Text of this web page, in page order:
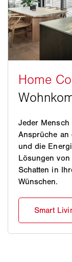
Jeder Mensch
Ansprüche an
und die
Lösungen von
Schatten in
Wünschen.